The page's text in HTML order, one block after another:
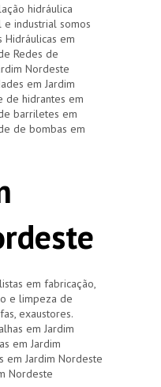
hidráulica
industrial somos
Hidráulicas em
Redes de
Nordeste
em Jardim
de hidrantes em
barriletes em
de bombas em
em fabricação,
e limpeza de
exaustores.
em Jardim
em Jardim
em Jardim Nordeste
Nordeste